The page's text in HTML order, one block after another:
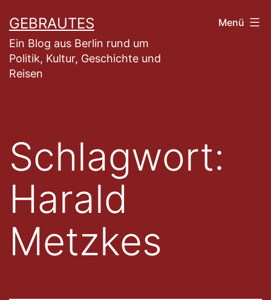
Inhalt
springen
GEBRAUTES
Ein Blog aus Berlin rund um
Politik, Kultur, Geschichte und
Reisen
Menü
Schlagwort:
Harald
Metzkes